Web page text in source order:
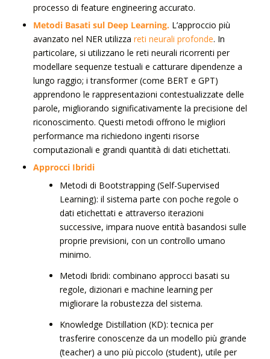
processo di feature engineering accurato.
Metodi Basati sul Deep Learning.L’approccio più
avanzato nel NER utilizza reti neurali profonde. In
particolare, si utilizzano le reti neurali ricorrenti per
modellare sequenze testuali e catturare dipendenze a
lungo raggio; i transformer (come BERT e GPT)
apprendono le rappresentazioni contestualizzate delle
parole, migliorando significativamente la precisione del
riconoscimento. Questi metodi offrono le migliori
performance ma richiedono ingenti risorse
computazionali e grandi quantità di dati etichettati.
Approcci Ibridi
Metodi di Bootstrapping (Self-Supervised
Learning): il sistema parte con poche regole o
dati etichettati e attraverso iterazioni
successive, impara nuove entità basandosi sulle
proprie previsioni, con un controllo umano
minimo.
Metodi Ibridi: combinano approcci basati su
regole, dizionari e machine learning per
migliorare la robustezza del sistema.
Knowledge Distillation (KD): tecnica per
trasferire conoscenze da un modello più grande
(teacher) a uno più piccolo (student), utile per